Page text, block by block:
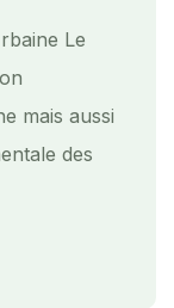
Le
mais aussi
des